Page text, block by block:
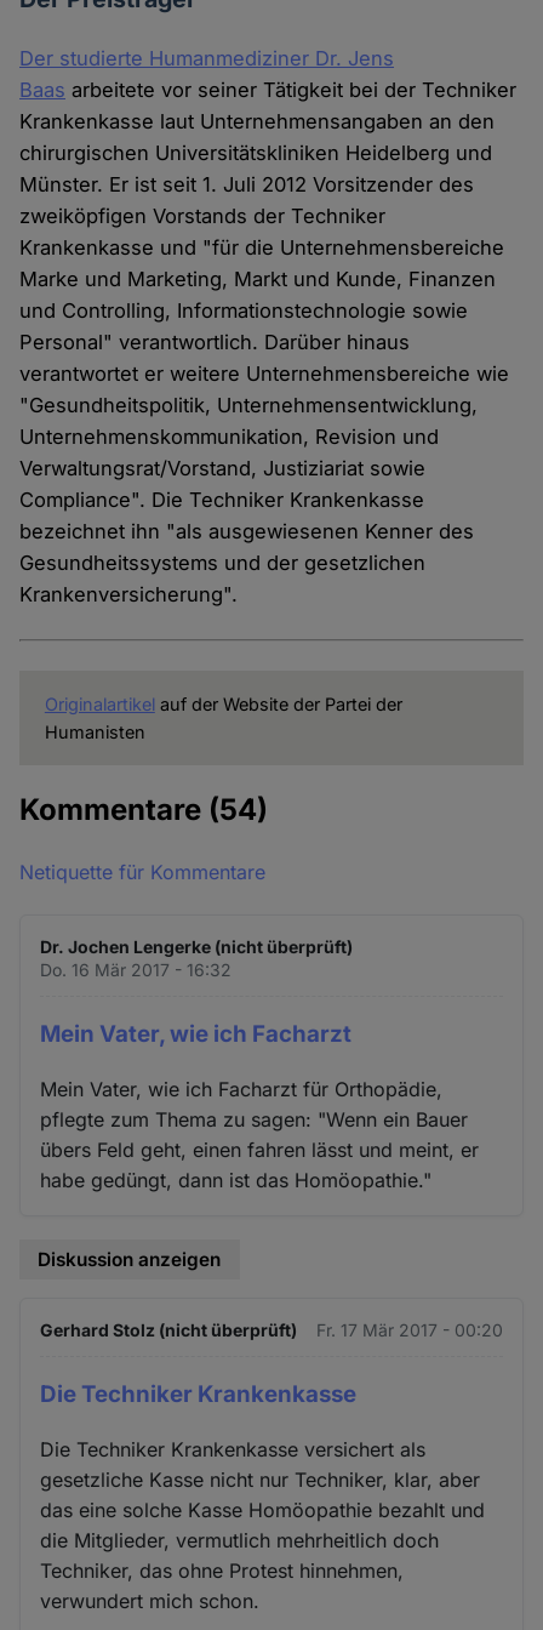
Der studierte Humanmediziner Dr. Jens
Baas arbeitete vor seiner Tätigkeit bei der Techniker
Krankenkasse laut Unternehmensangaben an den
chirurgischen Universitätskliniken Heidelberg und
Münster. Er ist seit 1. Juli 2012 Vorsitzender des
zweiköpfigen Vorstands der Techniker
Krankenkasse und "für die Unternehmensbereiche
Marke und Marketing, Markt und Kunde, Finanzen
und Controlling, Informationstechnologie sowie
Personal" verantwortlich. Darüber hinaus
verantwortet er weitere Unternehmensbereiche wie
"Gesundheitspolitik, Unternehmensentwicklung,
Unternehmenskommunikation, Revision und
Verwaltungsrat/Vorstand, Justiziariat sowie
Compliance". Die Techniker Krankenkasse
bezeichnet ihn "als ausgewiesenen Kenner des
Gesundheitssystems und der gesetzlichen
Krankenversicherung".
Originalartikelauf der Website der Partei der
Humanisten
Kommentare (54)
Netiquette für Kommentare
Dr. Jochen Lengerke (nicht überprüft)
Do. 16 Mär 2017 - 16:32
Mein Vater, wie ich Facharzt
Mein Vater, wie ich Facharzt für Orthopädie,
pflegte zum Thema zu sagen: "Wenn ein Bauer
übers Feld geht, einen fahren lässt und meint, er
habe gedüngt, dann ist das Homöopathie."
Diskussion anzeigen
Gerhard Stolz (nicht überprüft) Fr. 17 Mär 2017 - 00:20
Die Techniker Krankenkasse
Die Techniker Krankenkasse versichert als
gesetzliche Kasse nicht nur Techniker, klar, aber
das eine solche Kasse Homöopathie bezahlt und
die Mitglieder, vermutlich mehrheitlich doch
Techniker, das ohne Protest hinnehmen,
verwundert mich schon.